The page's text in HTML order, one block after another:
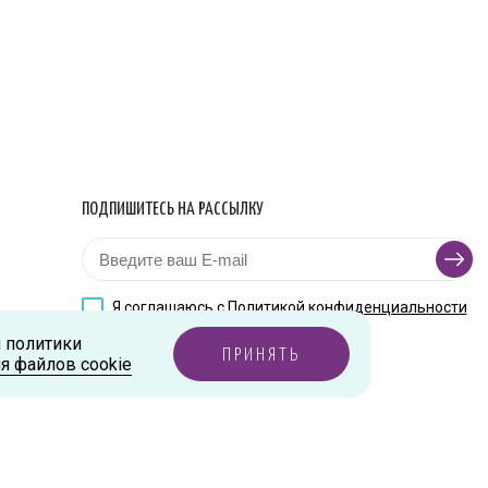
ПОДПИШИТЕСЬ НА РАССЫЛКУ
Я соглашаюсь сПолитикой конфиденциальности
файлов cookie
ПРИНЯТЬ